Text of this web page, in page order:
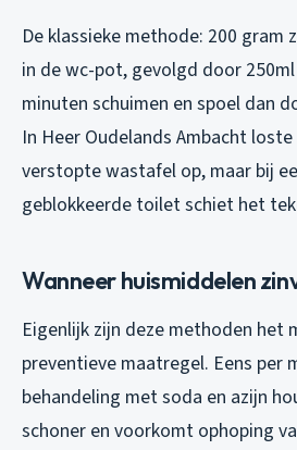
De klassieke methode: 200 gram
in de wc-pot, gevolgd door
minuten schuimen en spoel dan
In Heer Oudelands Ambacht
verstopte wastafel op, maar bij
geblokkeerde toilet schiet het
Wanneer huismiddelen
Eigenlijk zijn deze methoden het
preventieve maatregel. Eens per
behandeling met soda en azijn
schoner en voorkomt ophoping